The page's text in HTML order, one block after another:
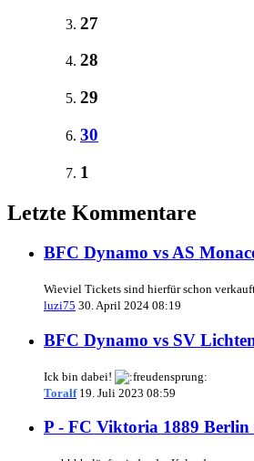
27
28
29
30
1
Letzte Kommentare
BFC Dynamo vs AS
Wieviel Tickets sind hierfür schon
luzi75 30. April 2024 08:19
BFC Dynamo vs SV
Ick bin dabei!
Toralf 19. Juli 2023 08:59
P - FC Viktoria 1889 Berlin